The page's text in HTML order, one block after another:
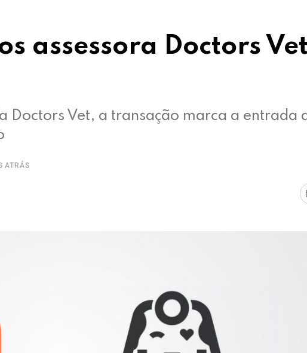
assessora Doctors
Doctors Vet, a transação marca a entrada
ATRÁS